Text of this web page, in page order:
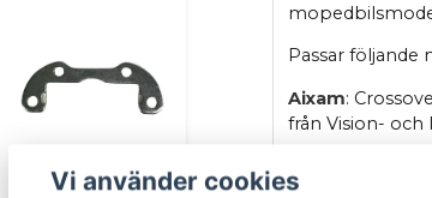
Passar följande
Aixam:
från Vision- och
: 721,
Vi använder cookies